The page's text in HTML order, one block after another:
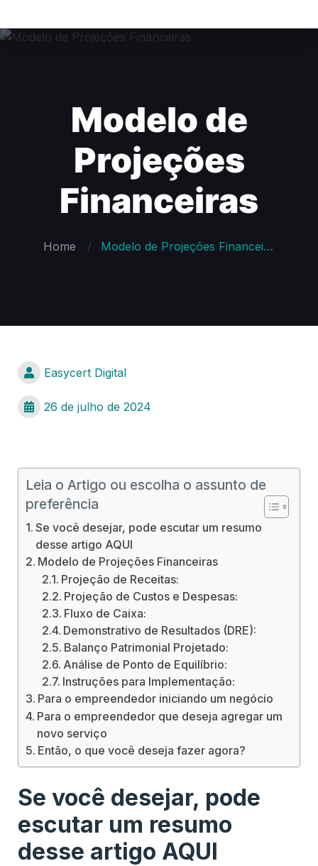
Modelo de
Projeções
Financeiras
Home Modelo de Projeções Financeiras
Easycert Digital
26 de julho de 2024
Leia o Artigo ou escolha o assunto de
preferência
Se você desejar, pode escutar um resumo
desse artigo AQUI
Modelo de Projeções Financeiras
Projeção de Receitas:
Projeção de Custos e Despesas:
Fluxo de Caixa:
Demonstrativo de Resultados (DRE):
Balanço Patrimonial Projetado:
Análise de Ponto de Equilíbrio:
Instruções para Implementação:
Para o empreendedor iniciando um negócio
Para o empreendedor que deseja agregar um
novo serviço
Então, o que você deseja fazer agora?
Se você desejar, pode
escutar um resumo
desse artigo AQUI